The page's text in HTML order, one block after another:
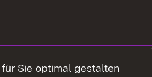
Sie optimal gestalten